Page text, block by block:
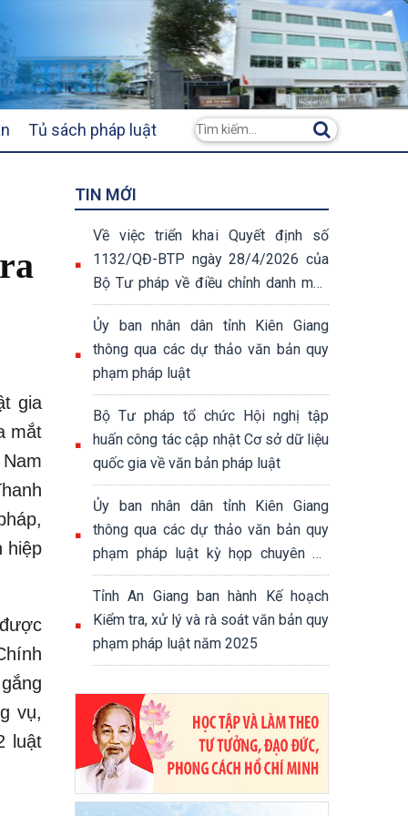
Tủ sách pháp luật
gia
mắt
hiệp
vụ,
luật
TIN MỚI
Về việc triển khai Quyết định số
1132/QĐ-BTP ngày 28/4/2026 của
Bộ Tư pháp về điều chỉnh danh mục
thủ tục hành chính
Ủy ban nhân dân tỉnh Kiên Giang
thông qua các dự thảo văn bản quy
phạm pháp luật
Bộ Tư pháp tổ chức Hội nghị tập
huấn công tác cập nhật Cơ sở dữ liệu
quốc gia về văn bản pháp luật
Ủy ban nhân dân tỉnh Kiên Giang
thông qua các dự thảo văn bản quy
phạm pháp luật kỳ họp chuyên để
của Hội đồng nhân dân tỉnh
Tỉnh An Giang ban hành Kế hoạch
Kiểm tra, xử lý và rà soát văn bản quy
phạm pháp luật năm 2025